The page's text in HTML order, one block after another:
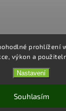
výkon a
Nastavení
Souhlasím